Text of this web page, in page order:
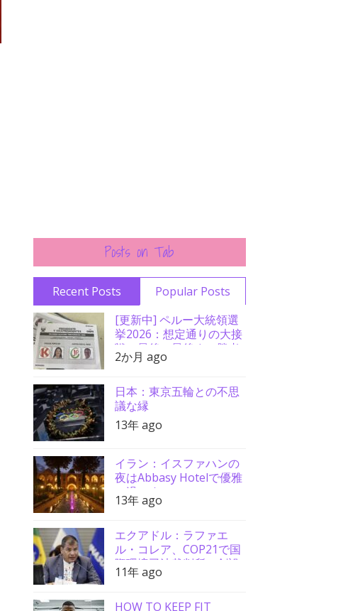
Posts on Tab
Recent Posts
Popular Posts
[更新中] ペルー大統領選
挙2026：想定通りの大接
戦、最後の最後まで勝者
分からず
2か月 ago
日本：東京五輪との不思
議な縁
13年 ago
イラン：イスファハンの
夜はAbbasy Hotelで優雅
に過ごす
13年 ago
エクアドル：ラファエ
ル・コレア、COP21で国
際環境司法裁判所の創設
を要請
11年 ago
HOW TO KEEP FIT